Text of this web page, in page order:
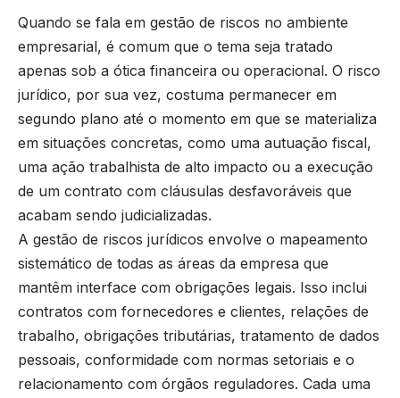
Quando se fala em gestão de riscos no ambiente
empresarial, é comum que o tema seja tratado
apenas sob a ótica financeira ou operacional. O risco
jurídico, por sua vez, costuma permanecer em
segundo plano até o momento em que se materializa
em situações concretas, como uma autuação fiscal,
uma ação trabalhista de alto impacto ou a execução
de um contrato com cláusulas desfavoráveis que
acabam sendo judicializadas.
A gestão de riscos jurídicos envolve o mapeamento
sistemático de todas as áreas da empresa que
mantêm interface com obrigações legais. Isso inclui
contratos com fornecedores e clientes, relações de
trabalho, obrigações tributárias, tratamento de dados
pessoais, conformidade com normas setoriais e o
relacionamento com órgãos reguladores. Cada uma